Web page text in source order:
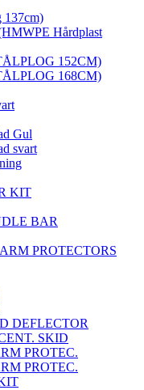
137cm)
Hårdplast
152CM)
168CM)
Gul
svart
KIT
BAR
PROTECTORS
DEFLECTOR
SKID
PROTEC.
PROTEC.